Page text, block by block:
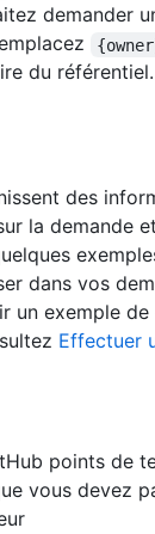
demander
du référentiel.
des
la demande
dans vos
un exemple
Effectuer
points de
vous devez